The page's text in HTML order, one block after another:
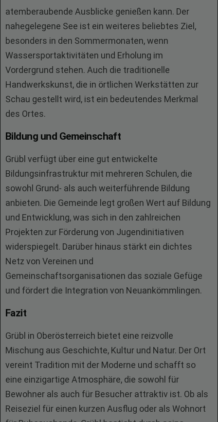
atemberaubende Ausblicke genießen kann. Der
nahegelegene See ist ein weiteres beliebtes Ziel,
besonders in den Sommermonaten, wenn
Wassersportaktivitäten und Erholung im
Vordergrund stehen. Auch die traditionelle
Handwerkskunst, die in örtlichen Werkstätten zur
Schau gestellt wird, ist ein bedeutendes Merkmal
des Ortes.
Bildung und Gemeinschaft
Grübl verfügt über eine gut entwickelte
Bildungsinfrastruktur mit mehreren Schulen, die
sowohl Grund- als auch weiterführende Bildung
anbieten. Die Gemeinde legt großen Wert auf Bildung
und Entwicklung, was sich in den zahlreichen
Projekten zur Förderung von Jugendinitiativen
widerspiegelt. Darüber hinaus stärkt ein dichtes
Netz von Vereinen und
Gemeinschaftsorganisationen das soziale Gefüge
und fördert die Integration von Neuankömmlingen.
Fazit
Grübl in Oberösterreich bietet eine reizvolle
Mischung aus Geschichte, Kultur und Natur. Der Ort
vereint Tradition mit der Moderne und schafft so
eine einzigartige Atmosphäre, die sowohl für
Bewohner als auch für Besucher attraktiv ist. Ob als
Reiseziel für einen kurzen Ausflug oder als Wohnort